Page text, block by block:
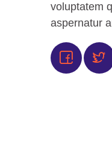
voluptatem
aspernatur